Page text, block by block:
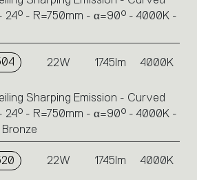
24° - R=750mm - α=90° - 4000K -
22W 1745lm 4000K
Sharping Emission - Curved
24° - R=750mm - α=90° - 4000K -
22W 1745lm 4000K